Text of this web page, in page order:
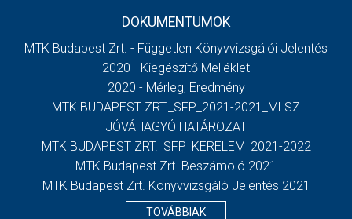
DOKUMENTUMOK
MTK Budapest Zrt. - Független Könyvvizsgálói Jelentés
2020 - Kiegészítő Melléklet
2020 - Mérleg, Eredmény
MTK BUDAPEST ZRT._SFP_2021-2021_MLSZ
JÓVÁHAGYÓ HATÁROZAT
MTK BUDAPEST ZRT._SFP_KERELEM_2021-2022
MTK Budapest Zrt. Beszámoló 2021
MTK Budapest Zrt. Könyvvizsgáló Jelentés 2021
TOVÁBBIAK